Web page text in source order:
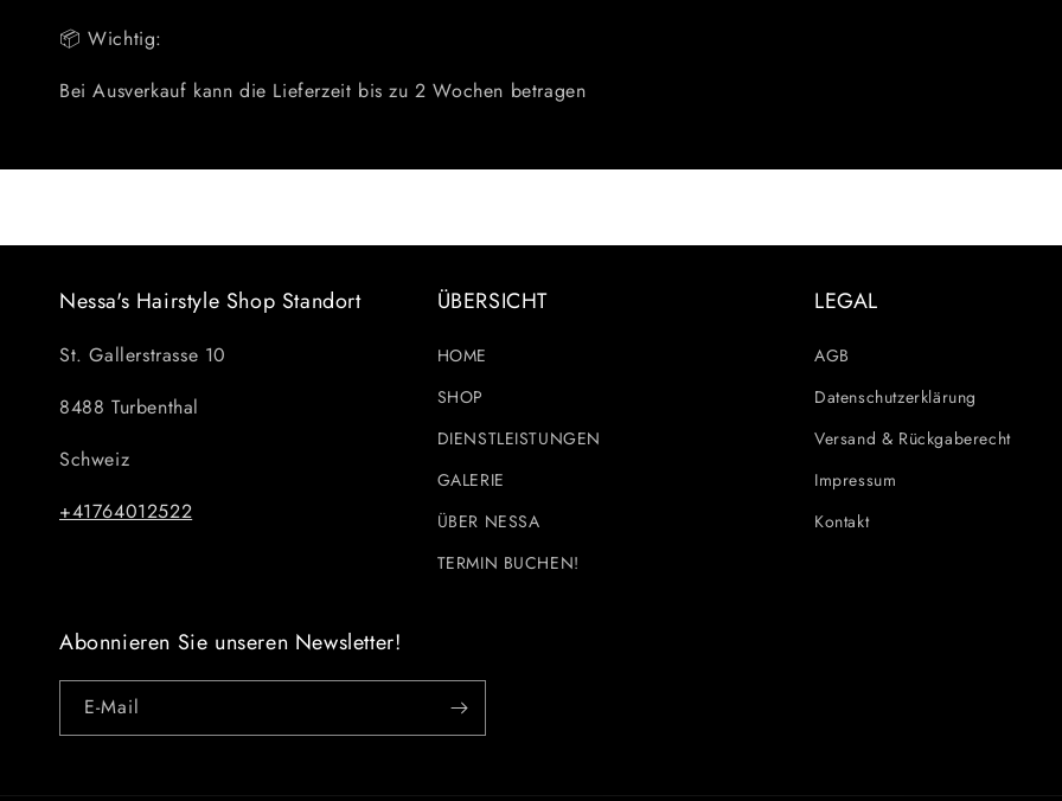
📦Wichtig:
Bei Ausverkauf kann die Lieferzeit bis zu 2 Wochen betragen
Nessa's Hairstyle Shop Standort
St. Gallerstrasse 10
8488 Turbenthal
Schweiz
+41764012522
ÜBERSICHT
HOME
SHOP
DIENSTLEISTUNGEN
GALERIE
ÜBER NESSA
TERMIN BUCHEN!
LEGAL
AGB
Datenschutzerklärung
Versand & Rückgaberecht
Impressum
Kontakt
Abonnieren Sie unseren Newsletter!
E-Mail